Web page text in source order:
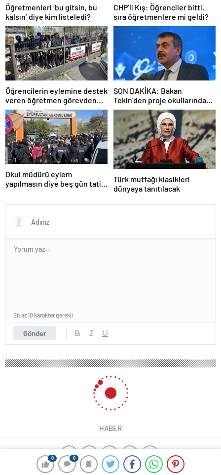
0 0
Öğretmenleri ‘bu gitsin, bu
kalsın’ diye kim listeledi?
CHP’li Kış: Öğrenciler bitti,
sıra öğretmenlere mi geldi?
Öğrencilerin eylemine destek
veren öğretmen görevden
uzaklaştırıldı
SON DAKİKA: Bakan
Tekin’den proje okullarındaki
atamalara ilişkin açıklama
Okul müdürü eylem
yapılmasın diye beş gün tatil
Türk mutfağı klasikleri
dünyaya tanıtılacak
Gönder
En az 10 karakter gerekli
HABER